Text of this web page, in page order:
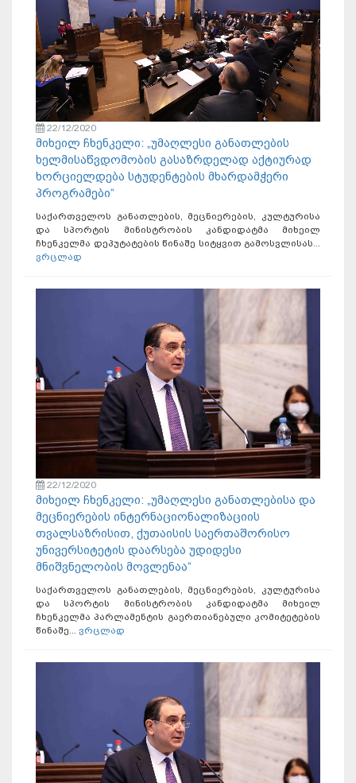
22/12/2020
მიხეილ ჩხენკელი: „უმაღლესი განათლების
ხელმისაწვდომობის გასაზრდელად აქტიურად
ხორციელდება სტუდენტების მხარდამჭერი
პროგრამები“
საქართველოს განათლების, მეცნიერების, კულტურისა
და სპორტის მინისტრობის კანდიდატმა მიხეილ
ჩხენკელმა დეპუტატების წინაშე სიტყვით გამოსვლისას...
ვრცლად
22/12/2020
მიხეილ ჩხენკელი: „უმაღლესი განათლებისა და
მეცნიერების ინტერნაციონალიზაციის
თვალსაზრისით, ქუთაისის საერთაშორისო
უნივერსიტეტის დაარსება უდიდესი
მნიშვნელობის მოვლენაა“
საქართველოს განათლების, მეცნიერების, კულტურისა
და სპორტის მინისტრობის კანდიდატმა მიხეილ
ჩხენკელმა პარლამენტის გაერთიანებული კომიტეტების
წინაშე... ვრცლად